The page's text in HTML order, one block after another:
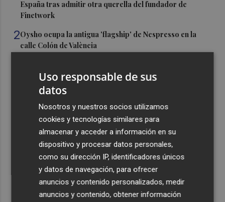
España tras admitir otra querella del fundador de
Finetwork
2Oysho ocupa la antigua 'flagship' de Nespresso en la
calle Colón de València
la atención al nacimiento
El proyecto 'Gramola' evalúa estrategias sostenibles
para reducir las alteraciones internas de la granada
mollar de Elche
El talento murciano conquista Cimeria: Dagnino ilustra
'Aguas peligrosas' de Conan el Bárbaro
Uso responsable de sus
datos
Nosotros y nuestros socios utilizamos
cookies y tecnologías similares para
almacenar y acceder a información en su
dispositivo y procesar datos personales,
como su dirección IP, identificadores únicos
y datos de navegación, para ofrecer
anuncios y contenido personalizados, medir
anuncios y contenido, obtener información